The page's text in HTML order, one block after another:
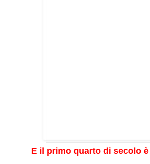
E il primo quarto di secolo è